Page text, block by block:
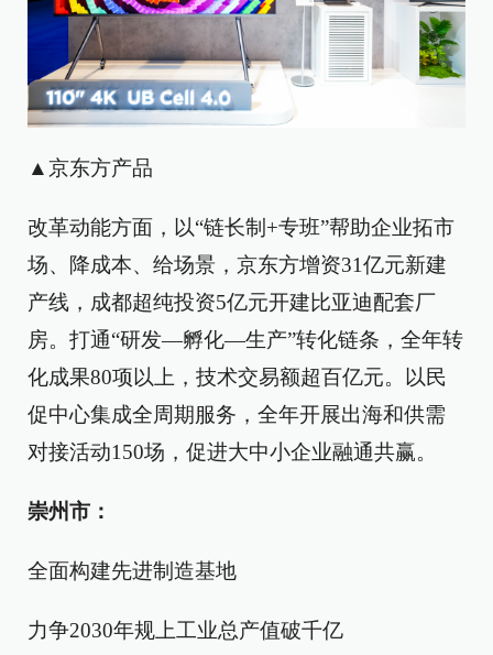
▲京东方产品
改革动能方面，以“链长制+专班”帮助企业拓市
场、降成本、给场景，京东方增资31亿元新建
产线，成都超纯投资5亿元开建比亚迪配套厂
房。打通“研发—孵化—生产”转化链条，全年转
化成果80项以上，技术交易额超百亿元。以民
促中心集成全周期服务，全年开展出海和供需
对接活动150场，促进大中小企业融通共赢。
崇州市：
全面构建先进制造基地
力争2030年规上工业总产值破千亿